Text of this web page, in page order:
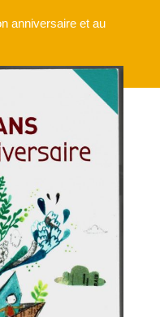
anniversaire et au